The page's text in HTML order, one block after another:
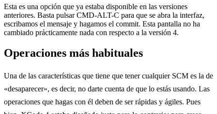
Esta es una opción que ya estaba disponible en las versiones
anteriores. Basta pulsar CMD-ALT-C para que se abra la interfaz,
escribamos el mensaje y hagamos el commit. Esta pantalla no ha
cambiado prácticamente nada con respecto a la versión 4.
Operaciones más habituales
Una de las características que tiene que tener cualquier SCM es la de
«desaparecer», es decir, no darte cuenta de que lo estás usando. Las
operaciones que hagas con él deben de ser rápidas y ágiles. Pues